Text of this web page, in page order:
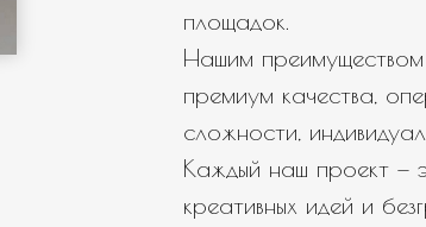
площадок.
Нашим преимуществом
премиум качества,
сложности,
Каждый наш проект —
креативных идей и